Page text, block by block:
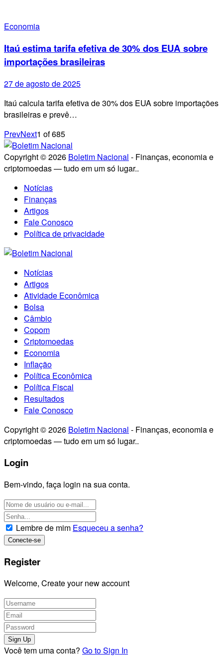
Economia
Itaú estima tarifa efetiva de 30% dos EUA sobre
importações brasileiras
27 de agosto de 2025
Itaú calcula tarifa efetiva de 30% dos EUA sobre importações
brasileiras e prevê…
PrevNext1 of685
Copyright © 2026 Boletim Nacional - Finanças, economia e
criptomoedas — tudo em um só lugar..
Notícias
Finanças
Artigos
Fale Conosco
Política de privacidade
Notícias
Artigos
Atividade Econômica
Bolsa
Câmbio
Copom
Criptomoedas
Economia
Inflação
Política Econômica
Política Fiscal
Resultados
Fale Conosco
Copyright © 2026 Boletim Nacional - Finanças, economia e
criptomoedas — tudo em um só lugar..
Login
Bem-vindo, faça login na sua conta.
Lembre de mim Esqueceu a senha?
Register
Welcome, Create your new account
Você tem uma conta? Go to Sign In